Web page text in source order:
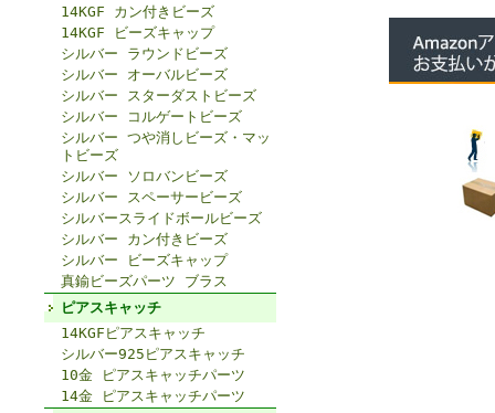
14KGF カン付きビーズ
14KGF ビーズキャップ
シルバー ラウンドビーズ
シルバー オーバルビーズ
シルバー スターダストビーズ
シルバー コルゲートビーズ
シルバー つや消しビーズ・マッ
トビーズ
シルバー ソロバンビーズ
シルバー スペーサービーズ
シルバースライドボールビーズ
シルバー カン付きビーズ
シルバー ビーズキャップ
真鍮ビーズパーツ ブラス
ピアスキャッチ
14KGFピアスキャッチ
シルバー925ピアスキャッチ
10金 ピアスキャッチパーツ
14金 ピアスキャッチパーツ